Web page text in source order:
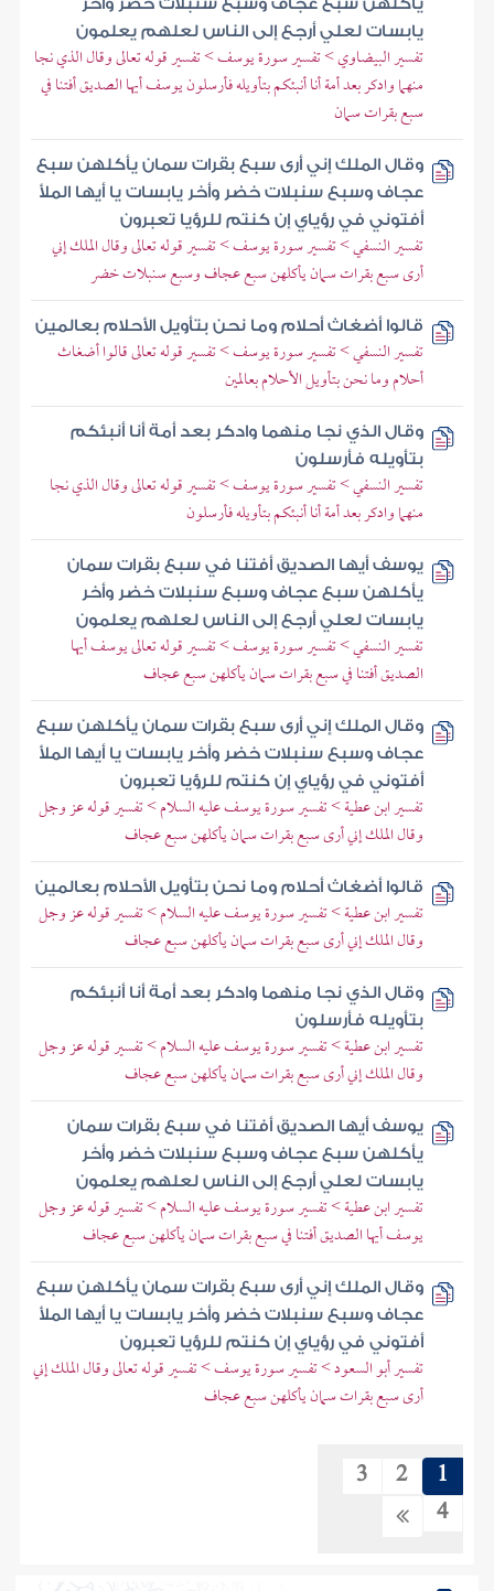
يأكلهن سبع عجاف وسبع سنبلات خضر وأخر
يابسات لعلي أرجع إلى الناس لعلهم يعلمون
تفسير البيضاوي > تفسير سورة يوسف > تفسير قوله تعالى وقال الذي نجا
منهما وادكر بعد أمة أنا أنبئكم بتأويله فأرسلون يوسف أيها الصديق أفتنا في
سبع بقرات سمان
وقال الملك إني أرى سبع بقرات سمان يأكلهن سبع
عجاف وسبع سنبلات خضر وأخر يابسات يا أيها الملأ
أفتوني في رؤياي إن كنتم للرؤيا تعبرون
تفسير النسفي > تفسير سورة يوسف > تفسير قوله تعالى وقال الملك إني
أرى سبع بقرات سمان يأكلهن سبع عجاف وسبع سنبلات خضر
قالوا أضغاث أحلام وما نحن بتأويل الأحلام بعالمين
تفسير النسفي > تفسير سورة يوسف > تفسير قوله تعالى قالوا أضغاث
أحلام وما نحن بتأويل الأحلام بعالمين
وقال الذي نجا منهما وادكر بعد أمة أنا أنبئكم
بتأويله فأرسلون
تفسير النسفي > تفسير سورة يوسف > تفسير قوله تعالى وقال الذي نجا
منهما وادكر بعد أمة أنا أنبئكم بتأويله فأرسلون
يوسف أيها الصديق أفتنا في سبع بقرات سمان
يأكلهن سبع عجاف وسبع سنبلات خضر وأخر
يابسات لعلي أرجع إلى الناس لعلهم يعلمون
تفسير النسفي > تفسير سورة يوسف > تفسير قوله تعالى يوسف أيها
الصديق أفتنا في سبع بقرات سمان يأكلهن سبع عجاف
وقال الملك إني أرى سبع بقرات سمان يأكلهن سبع
عجاف وسبع سنبلات خضر وأخر يابسات يا أيها الملأ
أفتوني في رؤياي إن كنتم للرؤيا تعبرون
تفسير ابن عطية > تفسير سورة يوسف عليه السلام > تفسير قوله عز وجل
وقال الملك إني أرى سبع بقرات سمان يأكلهن سبع عجاف
قالوا أضغاث أحلام وما نحن بتأويل الأحلام بعالمين
تفسير ابن عطية > تفسير سورة يوسف عليه السلام > تفسير قوله عز وجل
وقال الملك إني أرى سبع بقرات سمان يأكلهن سبع عجاف
وقال الذي نجا منهما وادكر بعد أمة أنا أنبئكم
بتأويله فأرسلون
تفسير ابن عطية > تفسير سورة يوسف عليه السلام > تفسير قوله عز وجل
وقال الملك إني أرى سبع بقرات سمان يأكلهن سبع عجاف
يوسف أيها الصديق أفتنا في سبع بقرات سمان
يأكلهن سبع عجاف وسبع سنبلات خضر وأخر
يابسات لعلي أرجع إلى الناس لعلهم يعلمون
تفسير ابن عطية > تفسير سورة يوسف عليه السلام > تفسير قوله عز وجل
يوسف أيها الصديق أفتنا في سبع بقرات سمان يأكلهن سبع عجاف
وقال الملك إني أرى سبع بقرات سمان يأكلهن سبع
عجاف وسبع سنبلات خضر وأخر يابسات يا أيها الملأ
أفتوني في رؤياي إن كنتم للرؤيا تعبرون
تفسير أبو السعود > تفسير سورة يوسف > تفسير قوله تعالى وقال الملك إني
أرى سبع بقرات سمان يأكلهن سبع عجاف
1
2
3
4